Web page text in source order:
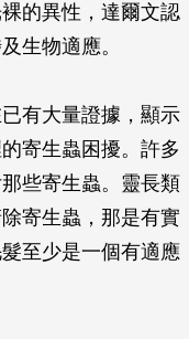
的異性，達爾文認
生物適應。
有大量證據，顯示
寄生蟲困擾。許多
些寄生蟲。靈長類
寄生蟲，那是有實
至少是一個有適應